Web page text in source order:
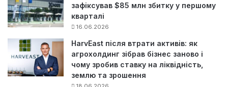
зафіксував $85 млн збитку у першому
кварталі
16.06.2026
HarvEast після втрати активів: як
агрохолдинг зібрав бізнес заново і
чому зробив ставку на ліквідність,
землю та зрошення